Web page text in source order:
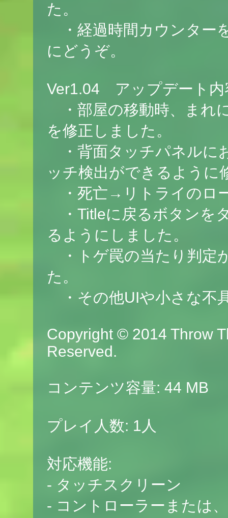
た。
・経過時間カウンター
にどうぞ。
Ver1.04 アップデート内
・部屋の移動時、まれ
を修正しました。
・背面タッチパネルに
ッチ検出ができるように
・死亡→リトライのロ
・Titleに戻るボタンを
るようにしました。
・トゲ罠の当たり判定
た。
・その他UIや小さな不
Copyright © 2014 Throw
Reserved.
コンテンツ容量: 44 MB
プレイ人数: 1人
対応機能:
- タッチスクリーン
- コントローラーまたは